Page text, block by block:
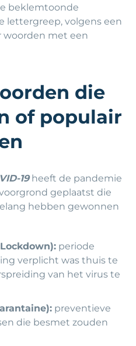
beklemtoonde
lettergreep, volgens een
woorden met een
die
of populair
19heeft de pandemie
geplaatst die
hebben gewonnen
periode
verplicht was thuis te
van het virus te
preventieve
die besmet zouden